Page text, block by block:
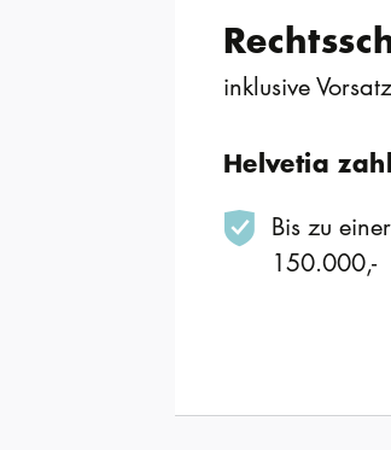
inklusive
Helvetia
Bis zu
150.000,-